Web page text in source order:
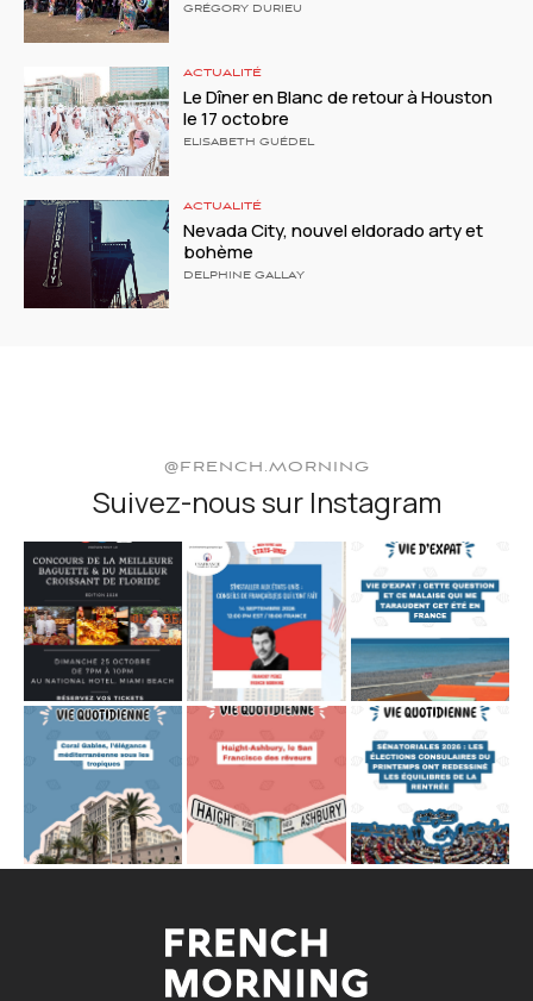
GRÉGORY DURIEU
ACTUALITÉ
Le Dîner en Blanc de retour à Houston
le 17 octobre
ELISABETH GUÉDEL
ACTUALITÉ
Nevada City, nouvel eldorado arty et
bohème
DELPHINE GALLAY
@FRENCH.MORNING
Suivez-nous sur Instagram